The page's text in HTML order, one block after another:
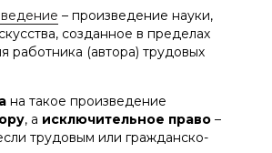
– произведение науки,
созданное в пределах
работника (автора) трудовых
на такое произведение
, а исключительное право –
трудовым или гражданско-